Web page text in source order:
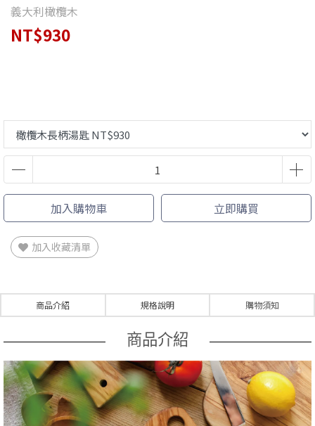
義大利橄欖木
NT$930
加入購物車 立即購買
加入收藏清單
商品介紹 規格說明 購物須知
商品介紹